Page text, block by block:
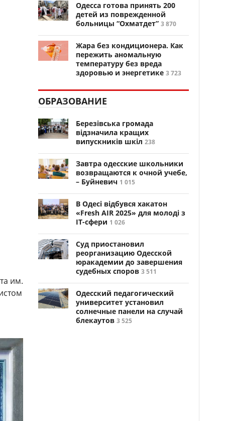
им.
Одесса готова принять 200
детей из поврежденной
больницы “Охматдет” 3 870
Жара без кондиционера. Как
пережить аномальную
температуру без вреда
здоровью и энергетике 3 723
ОБРАЗОВАНИЕ
Березівська громада
відзначила кращих
випускників шкіл 238
Завтра одесские школьники
возвращаются к очной учебе,
– Буйневич 1 015
В Одесі відбувся хакатон
«Fresh AIR 2025» для молоді з
ІТ-сфери 1 026
Суд приостановил
реорганизацию Одесской
юракадемии до завершения
судебных споров 3 511
Одесский педагогический
университет установил
солнечные панели на случай
блекаутов 3 525